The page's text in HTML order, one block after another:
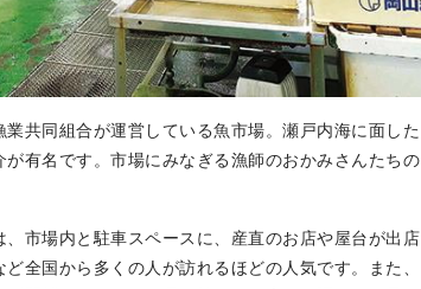
Featured Events
エリア特集
Travel
共同組合が運営している魚市場。瀬戸内海に面した
有名です。市場にみなぎる漁師のおかみさんたちの
市場内と駐車スペースに、産直のお店や屋台が出店
全国から多くの人が訪れるほどの人気です。また、